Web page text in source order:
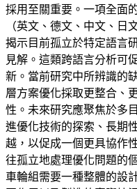
採用至關重要。一項全面
（英文、德文、中文、
揭示目前孤立於特定語言
見解。這類跨語言分析可
新。當前研究中所辨識的
層方案優化採取更整合、
性。未來研究應聚焦於多
進優化技術的探索、長期
越，以促成一個更具協作
往孤立地處理優化問題的
車輪組需要一種整體的設